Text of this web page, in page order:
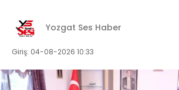
Yozgat Ses Haber
Giriş: 04-08-2026 10:33